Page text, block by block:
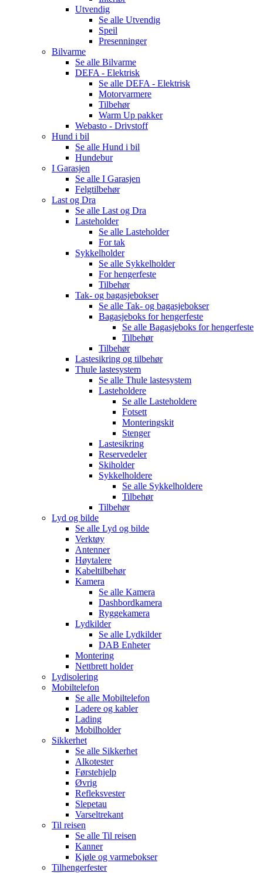
Utvendig
Se alle Utvendig
Speil
Presenninger
Bilvarme
Se alle Bilvarme
DEFA - Elektrisk
Se alle DEFA - Elektrisk
Motorvarmere
Tilbehør
Warm Up pakker
Webasto - Drivstoff
Hund i bil
Se alle Hund i bil
Hundebur
I Garasjen
Se alle I Garasjen
Felgtilbehør
Last og Dra
Se alle Last og Dra
Lasteholder
Se alle Lasteholder
For tak
Sykkelholder
Se alle Sykkelholder
For hengerfeste
Tilbehør
Tak- og bagasjebokser
Se alle Tak- og bagasjebokser
Bagasjeboks for hengerfeste
Se alle Bagasjeboks for hengerfeste
Tilbehør
Tilbehør
Lastesikring og tilbehør
Thule lastesystem
Se alle Thule lastesystem
Lasteholdere
Se alle Lasteholdere
Fotsett
Monteringskit
Stenger
Lastesikring
Reservedeler
Skiholder
Sykkelholdere
Se alle Sykkelholdere
Tilbehør
Tilbehør
Lyd og bilde
Se alle Lyd og bilde
Verktøy
Antenner
Høytalere
Kabeltilbehør
Kamera
Se alle Kamera
Dashbordkamera
Ryggekamera
Lydkilder
Se alle Lydkilder
DAB Enheter
Montering
Nettbrett holder
Lydisolering
Mobiltelefon
Se alle Mobiltelefon
Ladere og kabler
Lading
Mobilholder
Sikkerhet
Se alle Sikkerhet
Alkotester
Førstehjelp
Øvrig
Refleksvester
Slepetau
Varseltrekant
Til reisen
Se alle Til reisen
Kanner
Kjøle og varmebokser
Tilhengerfester